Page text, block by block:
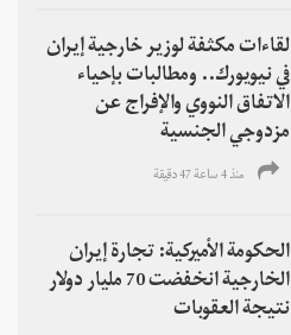
لقاءات مكثفة لوزير خارجية إيران
في نيويورك.. ومطالبات بإحياء
الاتفاق النووي والإفراج عن
مزدوجي الجنسية
منذ 4 ساعة 47 دقیقة
الحكومة الأميركية: تجارة إيران
الخارجية انخفضت 70 مليار دولار
نتيجة العقوبات